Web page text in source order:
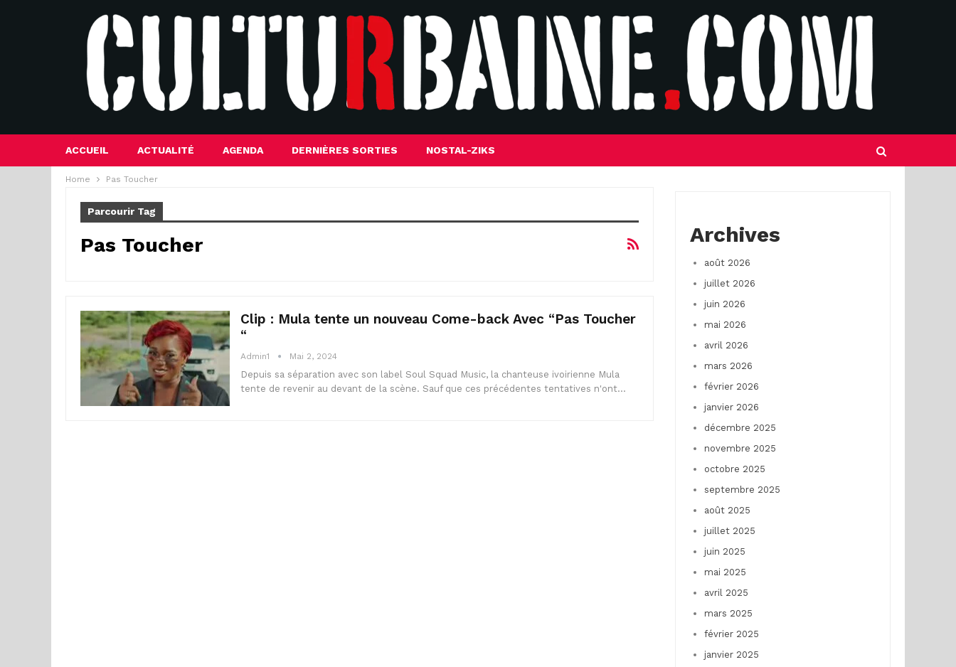
ACCUEIL ACTUALITÉ AGENDA DERNIÈRES SORTIES NOSTAL-ZIKS
Home Pas Toucher
Parcourir Tag
Pas Toucher
Clip : Mula tente un nouveau Come-back Avec “Pas Toucher
“
Admin1 Mai 2, 2024
Depuis sa séparation avec son label Soul Squad Music, la chanteuse ivoirienne Mula
tente de revenir au devant de la scène. Sauf que ces précédentes tentatives n'ont…
Archives
août 2026
juillet 2026
juin 2026
mai 2026
avril 2026
mars 2026
février 2026
janvier 2026
décembre 2025
novembre 2025
octobre 2025
septembre 2025
août 2025
juillet 2025
juin 2025
mai 2025
avril 2025
mars 2025
février 2025
janvier 2025